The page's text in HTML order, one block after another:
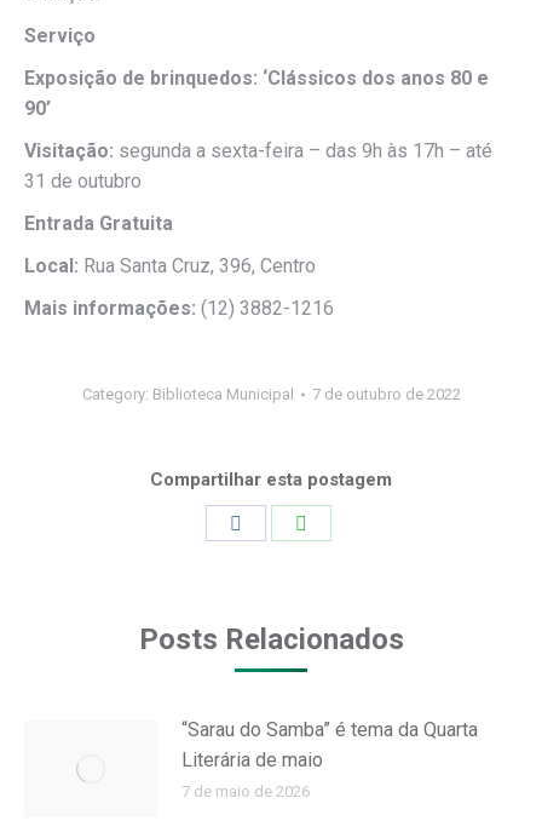
Serviço
Exposição de brinquedos: ‘Clássicos dos anos 80 e
90’
Visitação: segunda a sexta-feira – das 9h às 17h – até
31 de outubro
Entrada Gratuita
Local: Rua Santa Cruz, 396, Centro
Mais informações: (12) 3882-1216
Category: Biblioteca Municipal 7 de outubro de 2022
Compartilhar esta postagem
Posts Relacionados
“Sarau do Samba” é tema da Quarta
Literária de maio
7 de maio de 2026